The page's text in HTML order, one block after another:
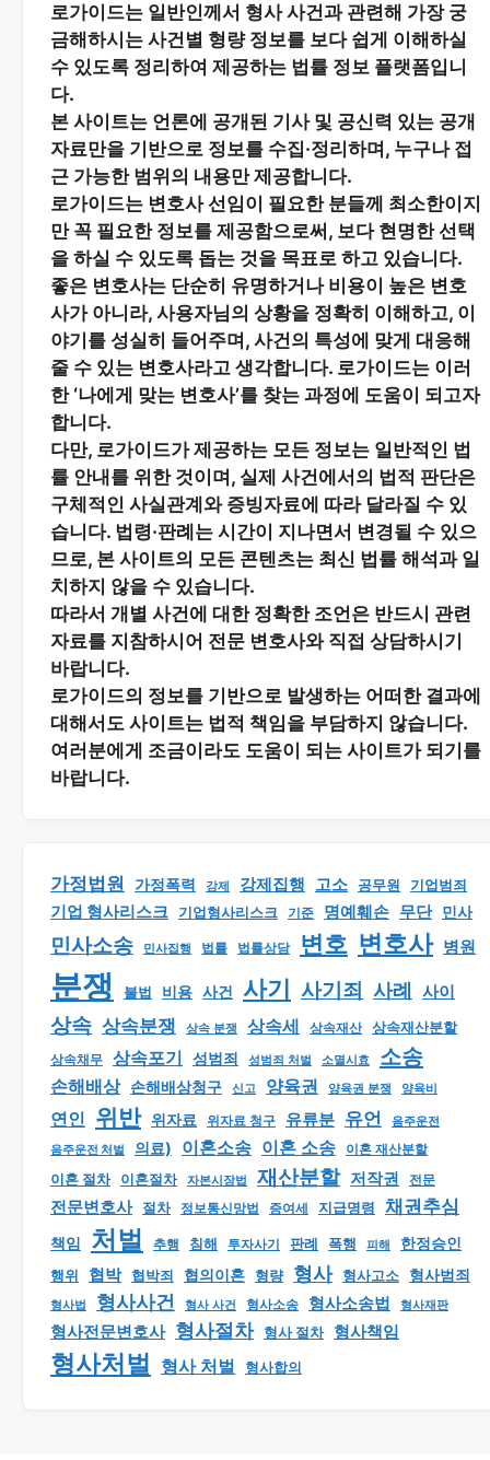
로가이드는 일반인께서 형사 사건과 관련해 가장 궁
금해하시는 사건별 형량 정보를 보다 쉽게 이해하실
수 있도록 정리하여 제공하는 법률 정보 플랫폼입니
다.
본 사이트는 언론에 공개된 기사 및 공신력 있는 공개
자료만을 기반으로 정보를 수집·정리하며, 누구나 접
근 가능한 범위의 내용만 제공합니다.
로가이드는 변호사 선임이 필요한 분들께 최소한이지
만 꼭 필요한 정보를 제공함으로써, 보다 현명한 선택
을 하실 수 있도록 돕는 것을 목표로 하고 있습니다.
좋은 변호사는 단순히 유명하거나 비용이 높은 변호
사가 아니라, 사용자님의 상황을 정확히 이해하고, 이
야기를 성실히 들어주며, 사건의 특성에 맞게 대응해
줄 수 있는 변호사라고 생각합니다. 로가이드는 이러
한 ‘나에게 맞는 변호사’를 찾는 과정에 도움이 되고자
합니다.
다만, 로가이드가 제공하는 모든 정보는 일반적인 법
률 안내 를 위한 것이며, 실제 사건에서의 법적 판단은
구체적인 사실관계와 증빙자료에 따라 달라질 수 있
습니다. 법령·판례는 시간이 지나면서 변경될 수 있으
므로, 본 사이트의 모든 콘텐츠는 최신 법률 해석과 일
치하지 않을 수 있습니다.
따라서 개별 사건에 대한 정확한 조언은 반드시 관련
자료를 지참하시어 전문 변호사와 직접 상담하시기
바랍니다.
로가이드의 정보를 기반으로 발생하는 어떠한 결과에
대해서도 사이트는 법적 책임을 부담하지 않습니다.
여러분에게 조금이라도 도움이 되는 사이트가 되기를
바랍니다.
가정법원 가정폭력 강제 강제집행 고소 공무원 기업범죄
기업 형사리스크 기업형사리스크 기준 명예훼손 무단 민사
민사소송 민사집행 법률 법률상담 변호 변호사 병원
분쟁 불법 비용 사건 사기 사기죄 사례 사이
상속 상속분쟁 상속 분쟁 상속세 상속재산 상속재산분할
상속채무 상속포기 성범죄 성범죄 처벌 소멸시효 소송
손해배상 손해배상청구 신고 양육권 양육권 분쟁 양육비
연인 위반 위자료 위자료 청구 유류분 유언 음주운전
음주운전 처벌 의료) 이혼소송 이혼 소송 이혼 재산분할
이혼 절차 이혼절차 자본시장법 재산분할 저작권 전문
전문변호사 절차 정보통신망법 증여세 지급명령 채권추심
책임 처벌 추행 침해 투자사기 판례 폭행 피해 한정승인
행위 협박 협박죄 협의이혼 형량 형사 형사고소 형사범죄
형사법 형사사건 형사 사건 형사소송 형사소송법 형사재판
형사전문변호사 형사절차 형사 절차 형사책임
형사처벌 형사 처벌 형사합의